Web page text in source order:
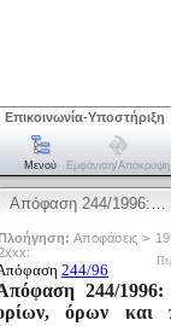
Επικοινωνία-Υποστήριξη
Μενού Εμφάνιση/απόκρυψη
Απόφαση 244/1996:…